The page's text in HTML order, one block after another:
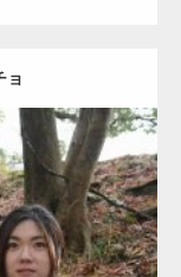
ョ
ッチョ) 大胸筋 腹筋
」にてマッスルプ
MORNING」